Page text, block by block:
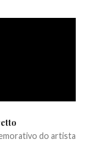
do artista